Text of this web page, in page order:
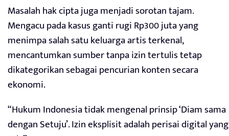
Masalah hak cipta juga menjadi sorotan tajam.
Mengacu pada kasus ganti rugi Rp300 juta yang
menimpa salah satu keluarga artis terkenal,
mencantumkan sumber tanpa izin tertulis tetap
dikategorikan sebagai pencurian konten secara
ekonomi.
“Hukum Indonesia tidak mengenal prinsip ‘Diam sama
dengan Setuju’. Izin eksplisit adalah perisai digital yang